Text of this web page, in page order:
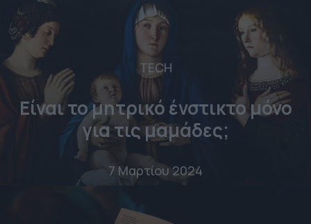
TECH
Είναι το μητρικό ένστικτο μόνο
για τις μαμάδες;
7 Μαρτίου 2024